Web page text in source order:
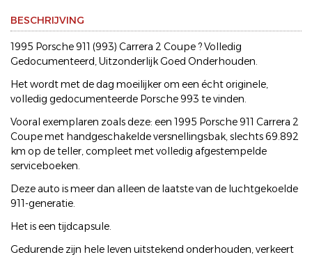
BESCHRIJVING
1995 Porsche 911 (993) Carrera 2 Coupe ? Volledig
Gedocumenteerd, Uitzonderlijk Goed Onderhouden.
Het wordt met de dag moeilijker om een écht originele,
volledig gedocumenteerde Porsche 993 te vinden.
Vooral exemplaren zoals deze: een 1995 Porsche 911 Carrera 2
Coupe met handgeschakelde versnellingsbak, slechts 69.892
km op de teller, compleet met volledig afgestempelde
serviceboeken.
Deze auto is meer dan alleen de laatste van de luchtgekoelde
911-generatie.
Het is een tijdcapsule.
Gedurende zijn hele leven uitstekend onderhouden, verkeert